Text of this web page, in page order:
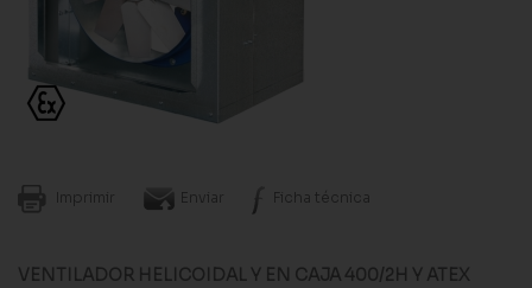
Imprimir Enviar Ficha técnica
VENTILADOR HELICOIDAL Y EN CAJA 400/2H Y ATEX